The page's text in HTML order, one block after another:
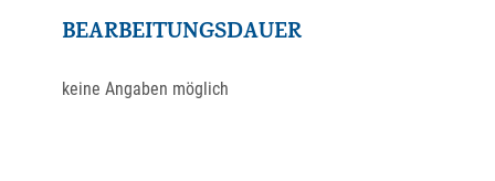
BEARBEITUNGSDAUER
keine Angaben möglich